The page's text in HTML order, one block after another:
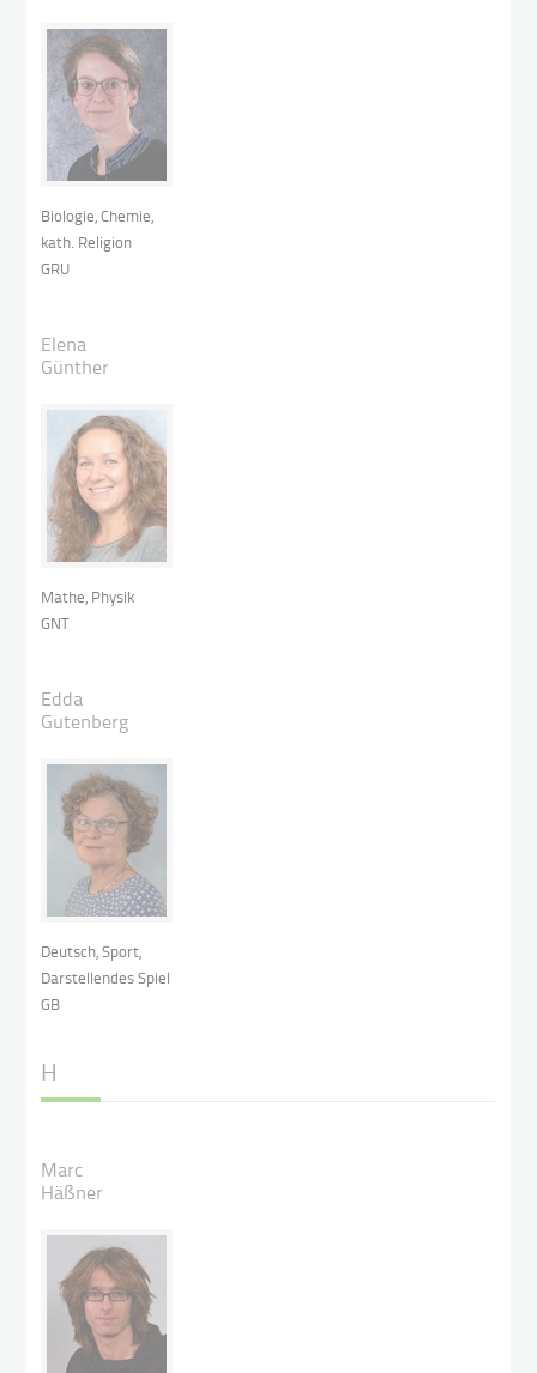
Biologie, Chemie,
kath. Religion
GRU
Elena
Günther
Mathe, Physik
GNT
Edda
Gutenberg
Deutsch, Sport,
Darstellendes Spiel
GB
H
Marc
Häßner